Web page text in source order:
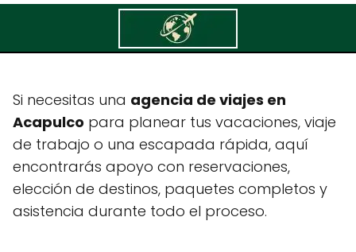
Feza Travel
Si necesitas una agencia de viajes en
Acapulco para planear tus vacaciones, viaje
de trabajo o una escapada rápida, aquí
encontrarás apoyo con reservaciones,
elección de destinos, paquetes completos y
asistencia durante todo el proceso.